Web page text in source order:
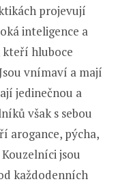
projevují
inteligence a
kteří hluboce
vnímaví a mají
jedinečnou a
však s sebou
arogance, pýcha,
jsou
každodenních